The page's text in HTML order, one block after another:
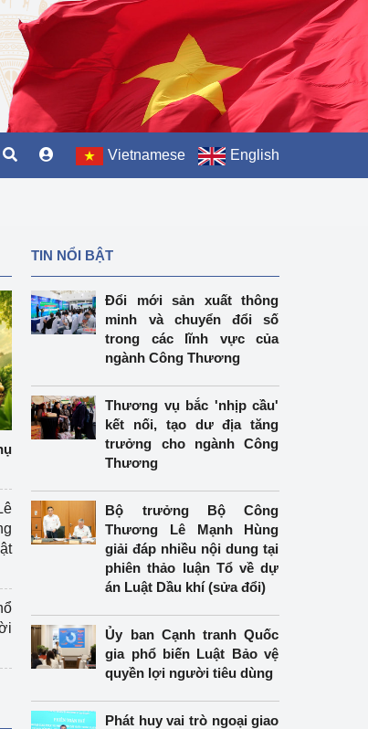
Vietnamese English
TIN NỔI BẬT
Đổi mới sản xuất thông
minh và chuyển đổi số
trong các lĩnh vực của
ngành Công Thương
Thương vụ bắc 'nhịp cầu'
kết nối, tạo dư địa tăng
trưởng cho ngành Công
Thương
Bộ trưởng Bộ Công
Thương Lê Mạnh Hùng
giải đáp nhiều nội dung tại
phiên thảo luận Tổ về dự
án Luật Dầu khí (sửa đổi)
Ủy ban Cạnh tranh Quốc
gia phổ biến Luật Bảo vệ
quyền lợi người tiêu dùng
Phát huy vai trò ngoại giao